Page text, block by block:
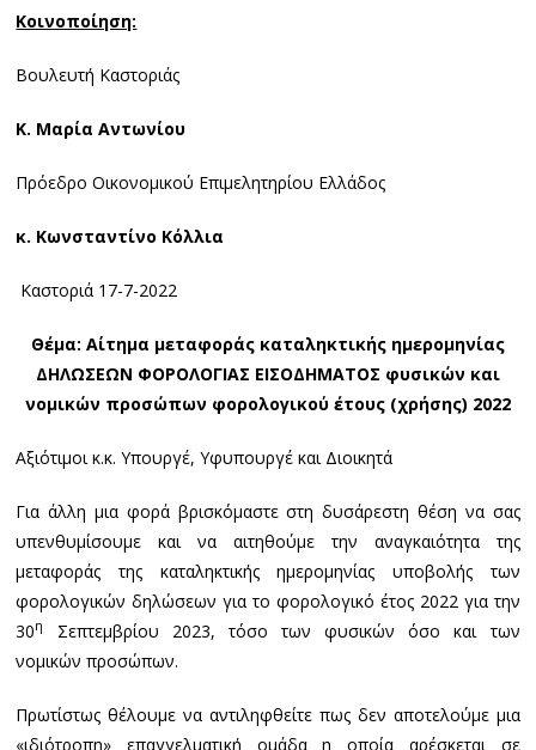
Κοινοποίηση:
Βουλευτή Καστοριάς
Κ. Μαρία Αντωνίου
Πρόεδρο Οικονομικού Επιμελητηρίου Ελλάδος
κ. Κωνσταντίνο Κόλλια
Καστοριά 17-7-2022
Θέμα: Αίτημα μεταφοράς καταληκτικής ημερομηνίας
ΔΗΛΩΣΕΩΝ ΦΟΡΟΛΟΓΙΑΣ ΕΙΣΟΔΗΜΑΤΟΣ φυσικών και
νομικών προσώπων φορολογικού έτους (χρήσης) 2022
Αξιότιμοι κ.κ. Υπουργέ, Υφυπουργέ και Διοικητά
Για άλλη μια φορά βρισκόμαστε στη δυσάρεστη θέση να σας
υπενθυμίσουμε και να αιτηθούμε την αναγκαιότητα της
μεταφοράς της καταληκτικής ημερομηνίας υποβολής των
φορολογικών δηλώσεων για το φορολογικό έτος 2022 για την
30η
Σεπτεμβρίου 2023, τόσο των φυσικών όσο και των
νομικών προσώπων.
Πρωτίστως θέλουμε να αντιληφθείτε πως δεν αποτελούμε μια
«ιδιότροπη» επαγγελματική ομάδα η οποία αρέσκεται σε